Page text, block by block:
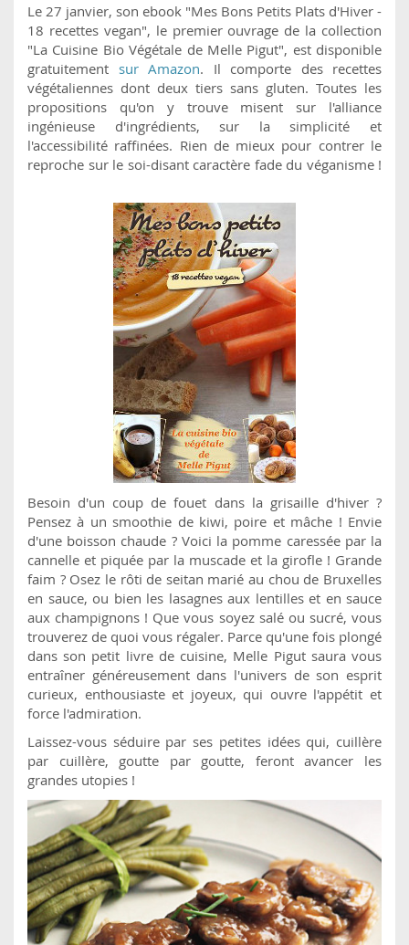
Le 27 janvier, son ebook "Mes Bons Petits Plats d'Hiver -
18 recettes vegan", le premier ouvrage de la collection
"La Cuisine Bio Végétale de Melle Pigut", est disponible
gratuitement sur Amazon. Il comporte des recettes
végétaliennes dont deux tiers sans gluten. Toutes les
propositions qu'on y trouve misent sur l'alliance
ingénieuse d'ingrédients, sur la simplicité et
l'accessibilité raffinées. Rien de mieux pour contrer le
reproche sur le soi-disant caractère fade du véganisme !
Besoin d'un coup de fouet dans la grisaille d'hiver ?
Pensez à un smoothie de kiwi, poire et mâche ! Envie
d'une boisson chaude ? Voici la pomme caressée par la
cannelle et piquée par la muscade et la girofle ! Grande
faim ? Osez le rôti de seitan marié au chou de Bruxelles
en sauce, ou bien les lasagnes aux lentilles et en sauce
aux champignons ! Que vous soyez salé ou sucré, vous
trouverez de quoi vous régaler. Parce qu'une fois plongé
dans son petit livre de cuisine, Melle Pigut saura vous
entraîner généreusement dans l'univers de son esprit
curieux, enthousiaste et joyeux, qui ouvre l'appétit et
force l'admiration.
Laissez-vous séduire par ses petites idées qui, cuillère
par cuillère, goutte par goutte, feront avancer les
grandes utopies !